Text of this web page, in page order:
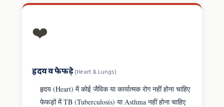
❤️
हृदय व फेफड़े(Heart & Lungs)
हृदय (Heart) में कोई जैविक या कार्यात्मक रोग नहीं होना चाहिए
फेफड़ों में TB (Tuberculosis) या Asthma नहीं होना चाहिए